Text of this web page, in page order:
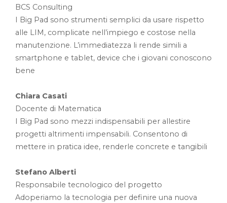
BCS Consulting
I Big Pad sono strumenti semplici da usare rispetto
alle LIM, complicate nell’impiego e costose nella
manutenzione. L’immediatezza li rende simili a
smartphone e tablet, device che i giovani conoscono
bene
Chiara Casati
Docente di Matematica
I Big Pad sono mezzi indispensabili per allestire
progetti altrimenti impensabili. Consentono di
mettere in pratica idee, renderle concrete e tangibili
Stefano Alberti
Responsabile tecnologico del progetto
Adoperiamo la tecnologia per definire una nuova